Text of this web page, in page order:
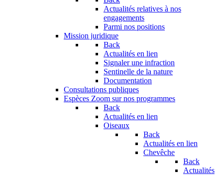
Actualités relatives à nos
engagements
Parmi nos positions
Mission juridique
Back
Actualités en lien
Signaler une infraction
Sentinelle de la nature
Documentation
Consultations publiques
Espèces Zoom sur nos programmes
Back
Actualités en lien
Oiseaux
Back
Actualités en lien
Chevêche
Back
Actualités